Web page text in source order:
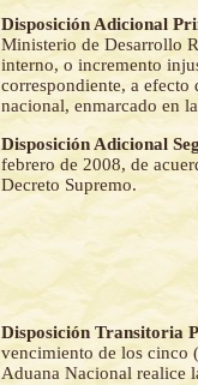
Disposición Adicional
Ministerio de Desarrollo
interno, o incremento
correspondiente, a efecto
nacional, enmarcado en
Disposición Adicional
febrero de 2008, de
Decreto Supremo.
Disposición Transitoria
vencimiento de los cinco
Aduana Nacional realice